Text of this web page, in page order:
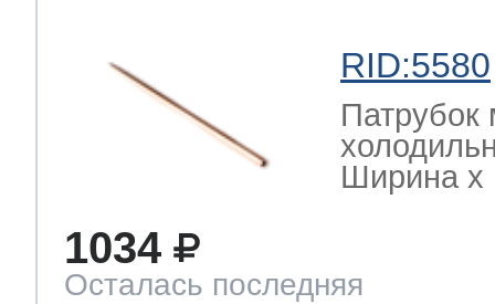
RID:5580
Патрубок
Ширина х
1034
Осталась последняя